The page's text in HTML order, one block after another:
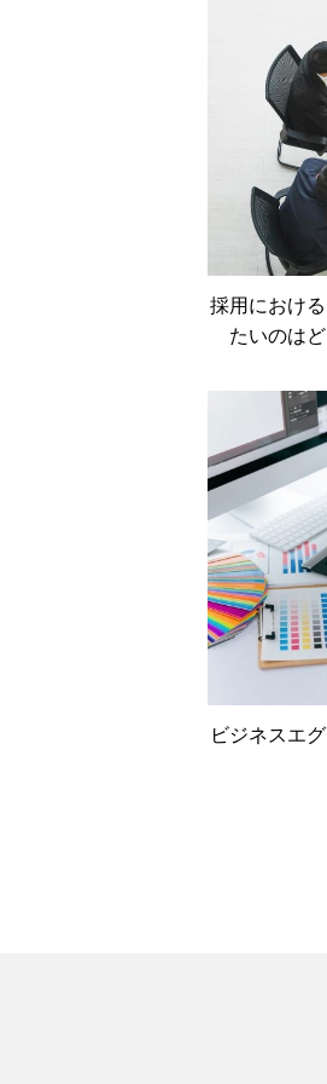
採用におけ
たいのは
ビジネスエ